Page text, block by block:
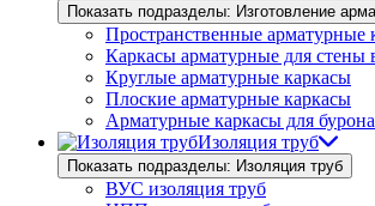
Показать подразделы: Изготовление
Пространственные арматурные
Каркасы арматурные для стены
Круглые арматурные каркасы
Плоские арматурные каркасы
Арматурные каркасы для
Изоляция труб
Показать подразделы: Изоляция труб
ВУС изоляция труб